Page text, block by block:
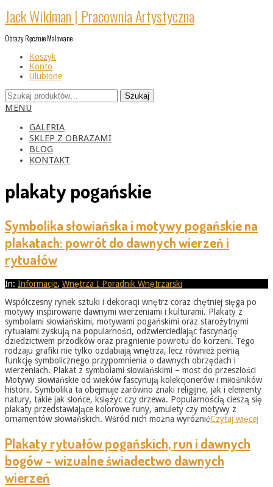
Skip
to
Jack Wildman | Pracownia Artystyczna
Obrazy Ręcznie Malowane
Koszyk
Konto
Ulubione
Szukaj:
Szukaj
Primary
Menu
MENU
GALERIA
SKLEP Z OBRAZAMI
BLOG
KONTAKT
plakaty pogańskie
Symbolika słowiańska i motywy pogańskie na
plakatach: powrót do dawnych wierzeń i
rytuałów
2025-
02
In: Informacje, Wnętrza I Poradnik Wnętrzarski
Współczesny rynek sztuki i dekoracji wnętrz coraz chętniej sięga po
motywy inspirowane dawnymi wierzeniami i kulturami. Plakaty z
symbolami słowiańskimi, motywami pogańskimi oraz starożytnymi
rytuałami zyskują na popularności, odzwierciedlając fascynację
dziedzictwem przodków oraz pragnienie powrotu do korzeni. Tego
rodzaju grafiki nie tylko ozdabiają wnętrza, lecz również pełnią
funkcję symbolicznego przypomnienia o dawnych obrzędach i
wierzeniach. Plakat z symbolami słowiańskimi – most do przeszłości
Motywy słowiańskie od wieków fascynują kolekcjonerów i miłośników
historii. Symbolika ta obejmuje zarówno znaki religijne, jak i elementy
natury, takie jak słońce, księżyc czy drzewa. Popularnością cieszą się
plakaty przedstawiające kolorowe runy, amulety czy motywy z
ornamentów słowiańskich. Wśród nich można wyróżnićCzytaj więcej
Plakaty rytuałów pogańskich, run i dawnych
bogów – wizualne świadectwo dawnych
wierzeń